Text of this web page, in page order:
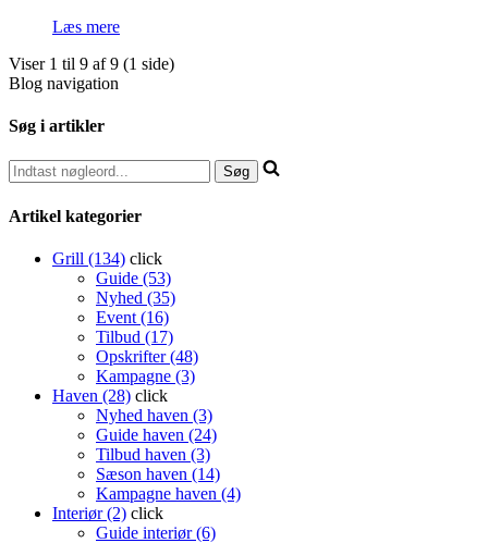
Læs mere
Viser 1 til 9 af 9 (1 side)
Blog navigation
Søg i artikler
Artikel kategorier
Grill (134) click
Guide (53)
Nyhed (35)
Event (16)
Tilbud (17)
Opskrifter (48)
Kampagne (3)
Haven (28) click
Nyhed haven (3)
Guide haven (24)
Tilbud haven (3)
Sæson haven (14)
Kampagne haven (4)
Interiør (2) click
Guide interiør (6)